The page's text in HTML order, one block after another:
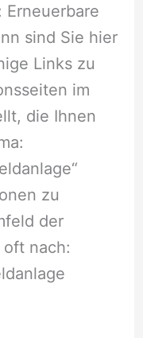
sind Sie hier
Links zu
im
die Ihnen
zu
der
nach: